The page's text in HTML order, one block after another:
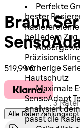
Perfekte
bester
bei jedem
vorherige
Hautschutz
Maximale
SensoAdapt
analysiert
passt die
Braun
Aktueller Preis:
519,99 €
3
Alle